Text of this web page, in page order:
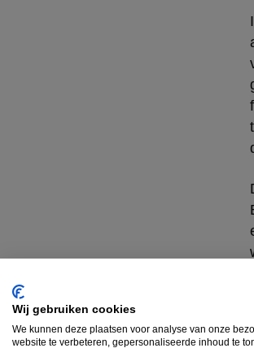
Wij gebruiken cookies
We kunnen deze plaatsen voor analyse van onze
website te verbeteren, gepersonaliseerde inhoud te